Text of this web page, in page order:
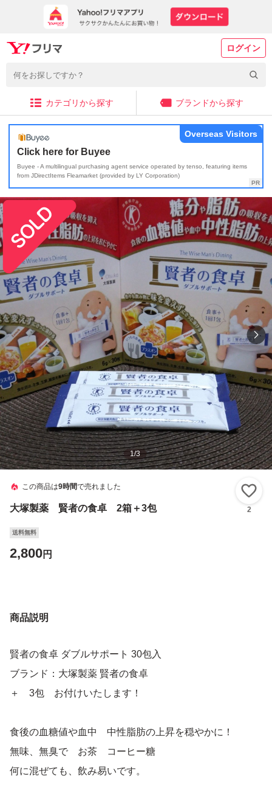
ログイン
カテゴリから探す ブランドから探す
Click here for Buyee
Buyee - A multilingual purchasing agent service operated by tenso, featuring items
from JDirectItems Fleamarket (provided by LY Corporation)
Overseas Visitors
1/3
この商品は9時間で売れました
大塚製薬 賢者の食卓 2箱＋3包 2
送料無料
2,800円
商品説明
賢者の食卓 ダブルサポート 30包入
ブランド：大塚製薬 賢者の食卓
＋ 3包 お付けいたします！
食後の血糖値や血中 中性脂肪の上昇を穏やかに！
無味、無臭で お茶 コーヒー糖
何に混ぜても、飲み易いです。